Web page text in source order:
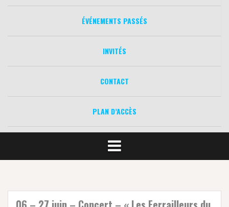
ÉVÉNEMENTS PASSÉS
INVITÉS
CONTACT
PLAN D’ACCÈS